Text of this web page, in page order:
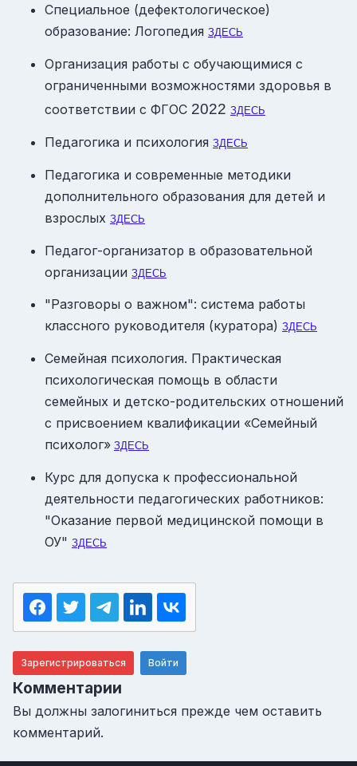
Специальное (дефектологическое)
образование: Логопедия ЗДЕСЬ
Организация работы с обучающимися с
ограниченными возможностями здоровья в
соответствии с ФГОС 2022 ЗДЕСЬ
Педагогика и психология ЗДЕСЬ
Педагогика и современные методики
дополнительного образования для детей и
взрослых ЗДЕСЬ
Педагог-организатор в образовательной
организации ЗДЕСЬ
"Разговоры о важном": система работы
классного руководителя (куратора) ЗДЕСЬ
Семейная психология. Практическая
психологическая помощь в области
семейных и детско-родительских отношений
с присвоением квалификации «Семейный
психолог» ЗДЕСЬ
Курс для допуска к профессиональной
деятельности педагогических работников:
"Оказание первой медицинской помощи в
ОУ" ЗДЕСЬ
Зарегистрироваться Войти
Комментарии
Вы должны залогиниться прежде чем оставить
комментарий.